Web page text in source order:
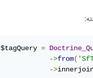
$tagQuery =
->from(
->